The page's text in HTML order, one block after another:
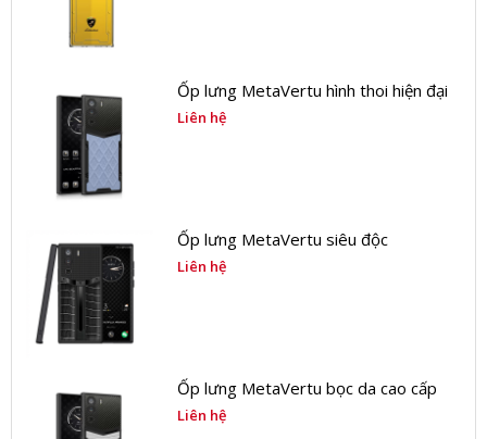
Ốp lưng MetaVertu hình thoi hiện đại
Liên hệ
Ốp lưng MetaVertu siêu độc
Liên hệ
Ốp lưng MetaVertu bọc da cao cấp
Liên hệ